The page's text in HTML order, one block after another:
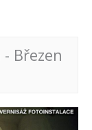
- Březen